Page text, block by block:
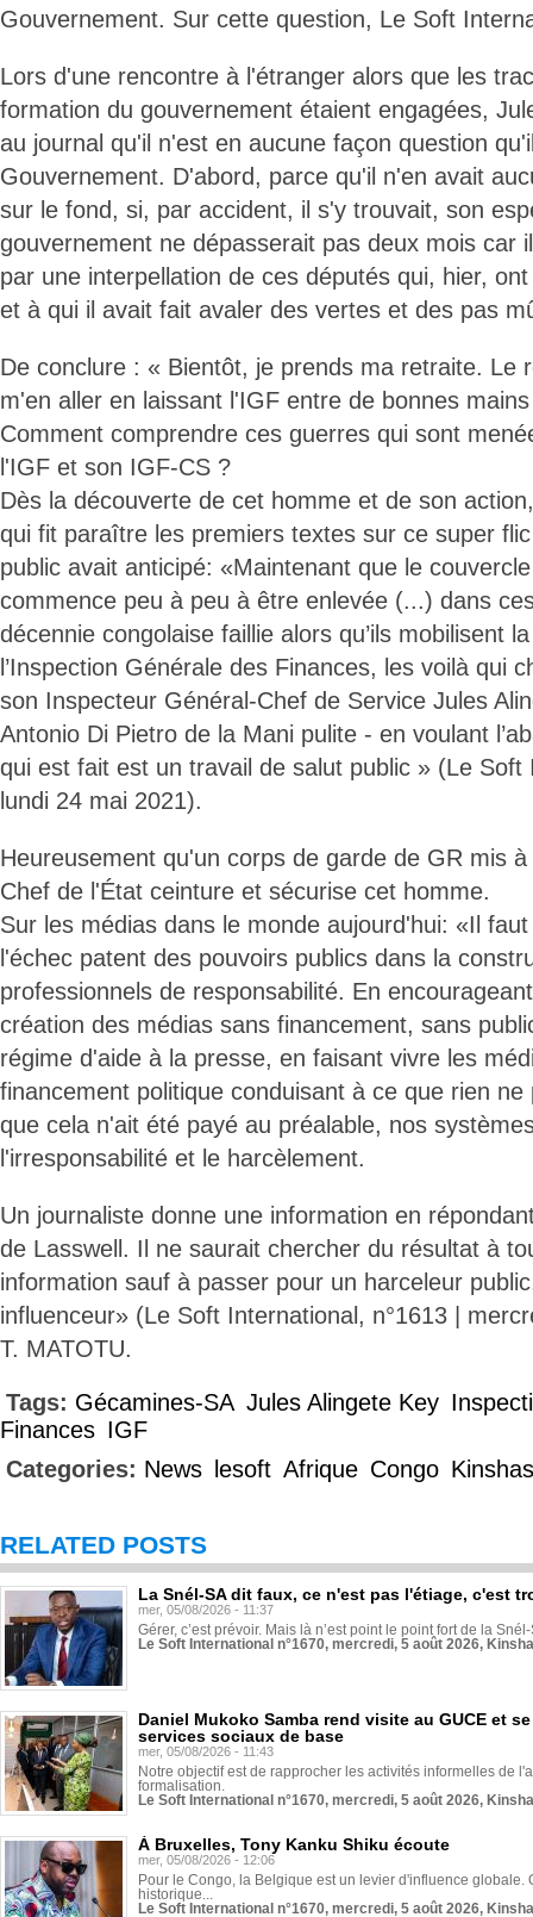
Gouvernement. Sur cette question, Le Soft
Lors d'une rencontre à l'étranger alors que les
formation du gouvernement étaient engagées,
au journal qu'il n'est en aucune façon question
Gouvernement. D'abord, parce qu'il n'en avait
sur le fond, si, par accident, il s'y trouvait, son
gouvernement ne dépasserait pas deux mois car
par une interpellation de ces députés qui, hier,
et à qui il avait fait avaler des vertes et des pas
De conclure : « Bientôt, je prends ma retraite. Le
m'en aller en laissant l'IGF entre de bonnes
Comment comprendre ces guerres qui sont
l'IGF et son IGF-CS ?
Dès la découverte de cet homme et de son
qui fit paraître les premiers textes sur ce super
public avait anticipé: «Maintenant que le
commence peu à peu à être enlevée (...) dans
décennie congolaise faillie alors qu’ils mobilisent
l’Inspection Générale des Finances, les voilà qui
son Inspecteur Général-Chef de Service Jules
Antonio Di Pietro de la Mani pulite - en voulant
qui est fait est un travail de salut public » (Le Soft
lundi 24 mai 2021).
Heureusement qu'un corps de garde de GR mis
Chef de l'État ceinture et sécurise cet homme.
Sur les médias dans le monde aujourd'hui: «Il
l'échec patent des pouvoirs publics dans la
professionnels de responsabilité. En
création des médias sans financement, sans
régime d'aide à la presse, en faisant vivre les
financement politique conduisant à ce que rien
que cela n'ait été payé au préalable, nos
l'irresponsabilité et le harcèlement.
Un journaliste donne une information en
de Lasswell. Il ne saurait chercher du résultat à
information sauf à passer pour un harceleur
influenceur» (Le Soft International, n°1613 |
T. MATOTU.
Tags: Gécamines-SA Jules Alingete Key
Finances IGF
Categories: News lesoft Afrique Congo
RELATED POSTS
La Snél-SA dit faux, ce n'est pas l'étiage, c'est
mer, 05/08/2026 - 11:37
Gérer, c’est prévoir. Mais là n’est point le point fort de la
Le Soft International n°1670, mercredi, 5 août 2026,
Daniel Mukoko Samba rend visite au GUCE et
services sociaux de base
mer, 05/08/2026 - 11:43
Notre objectif est de rapprocher les activités informelles de
formalisation.
Le Soft International n°1670, mercredi, 5 août 2026,
À Bruxelles, Tony Kanku Shiku écoute
mer, 05/08/2026 - 12:06
Pour le Congo, la Belgique est un levier d'influence globale.
historique...
Le Soft International n°1670, mercredi, 5 août 2026,